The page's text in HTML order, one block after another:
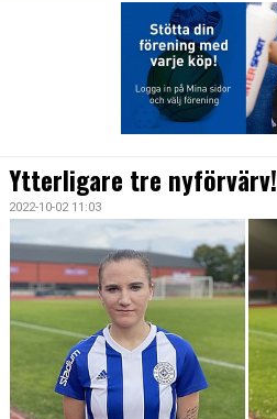
MATCHER
BILDGALLERI
KONTAKT
DOKUMENT
TIDIGARE SÄSONGER
Ytterligare tre nyförvärv!
2022-10-02 11:03